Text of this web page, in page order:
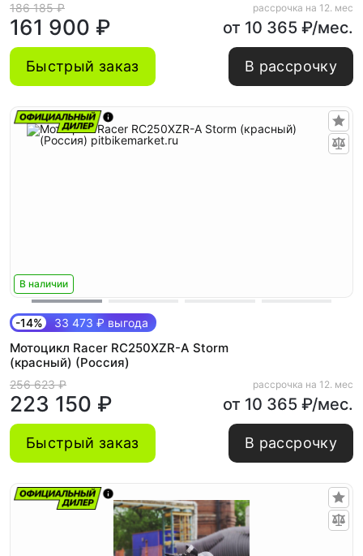
186 185 ₽
161 900 ₽
рассрочка на 12. мес
от 10 365 ₽/мес.
Быстрый заказ В рассрочку
В наличии
-14% 33 473 ₽ выгода
Мотоцикл Racer RC250XZR-A Storm
(красный) (Россия)
256 623 ₽
223 150 ₽
рассрочка на 12. мес
от 10 365 ₽/мес.
Быстрый заказ В рассрочку